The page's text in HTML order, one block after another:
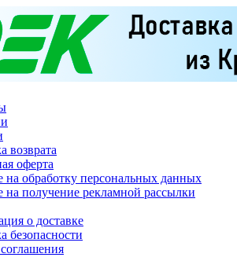
возврата
оферта
на обработку персональных данных
на получение рекламной рассылки
о доставке
безопасности